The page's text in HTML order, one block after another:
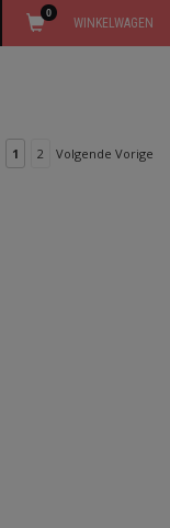
WINKELWAGEN
0
1 2 Volgende Vorige